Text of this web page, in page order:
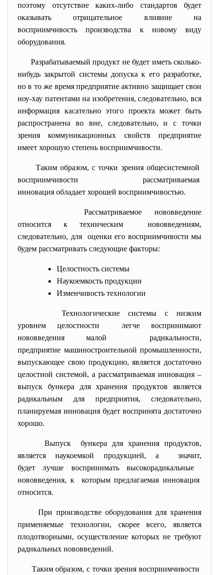
поэтому отсутствие каких-либо стандартов будет
оказывать отрицательное влияние на
восприимчивость производства к новому виду
оборудования.
Разрабатываемый продукт не будет иметь сколько-
нибудь закрытой системы допуска к его разработке,
но в то же время предприятие активно защищает свои
ноу-хау патентами на изобретения, следовательно, вся
информация касательно этого проекта может быть
распространена во вне, следовательно, и с точки
зрения коммуникационных свойств предприятие
имеет хорошую степень восприимчивости.
Таким образом, с точки зрения общесистемной
восприимчивости рассматриваемая
инновация обладает хорошей восприимчивостью.
Рассматриваемое нововведение
относится к техническим нововведениям,
следовательно, для оценки его восприимчивости мы
будем рассматривать следующие факторы:
Целостность системы
Наукоемкость продукции
Изменчивость технологии
Технологические системы с низким
уровнем целостности легче воспринимают
нововведения малой радикальности,
предприятие машиностроительной промышленности,
выпускающее свою продукцию, является достаточно
целостной системой, а рассматриваемая инновация –
выпуск бункера для хранения продуктов является
радикальным для предприятия, следовательно,
планируемая инновация будет воспринята достаточно
хорошо.
Выпуск бункера для хранения продуктов,
является наукоемкой продукцией, а значит,
будет лучше воспринимать высокорадикальные
нововведения, к которым предлагаемая инновация
относится.
При производстве оборудования для хранения
применяемые технологии, скорее всего, является
плодотворными, осуществление которых не требуют
радикальных нововведений.
Таким образом, с точки зрения восприимчивости